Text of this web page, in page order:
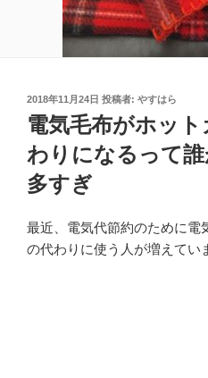
投
稿
日:
2018年11月24日 投稿者: やすはら
電気毛布がホッ
わりになるって
多すぎ
最近、電気代節約のために電
の代わりに使う人が増えてい